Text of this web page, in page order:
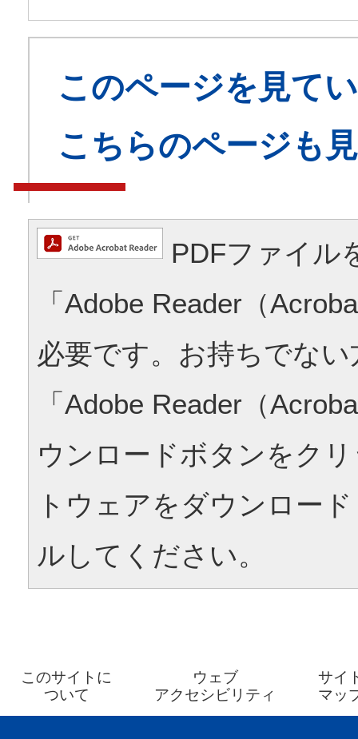
このページを見て
こちらのページも
PDFファイル
「Adobe Reader（
必要です。お持ちでな
「Adobe Reader（
ウンロードボタンをク
トウェアをダウンロー
ルしてください。
このサイトに
ついて
ウェブ
アクセシビリティ
サイ
マッ